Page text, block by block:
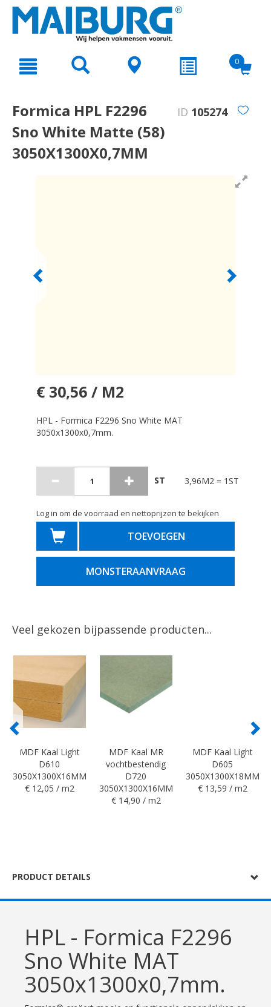
text.skipToNavigation
0
Formica HPL F2296
Sno White Matte (58)
3050X1300X0,7MM
ID 105274
€ 30,56 / M2
HPL - Formica F2296 Sno White MAT
3050x1300x0,7mm.
ST 3,96M2 = 1ST
Log in om de voorraad en nettoprijzen te bekijken
TOEVOEGEN
MONSTERAANVRAAG
Veel gekozen bijpassende producten...
MDF Kaal Light
D610
3050X1300X16MM
€ 12,05 / m2
MDF Kaal MR
vochtbestendig
D720
3050X1300X16MM
€ 14,90 / m2
MDF Kaal Light
D605
3050X1300X18MM
€ 13,59 / m2
PRODUCT DETAILS
HPL - Formica F2296
Sno White MAT
3050x1300x0,7mm.